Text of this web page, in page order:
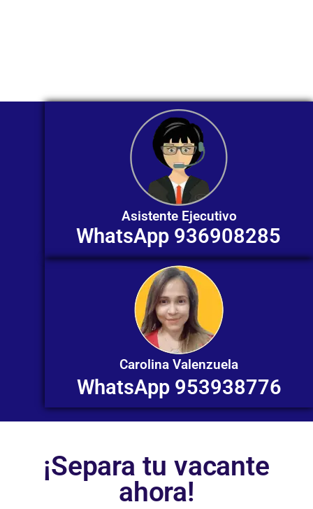
Asistente Ejecutivo
WhatsApp 936908285
Carolina Valenzuela
WhatsApp 953938776
¡Separa tu vacante
ahora!